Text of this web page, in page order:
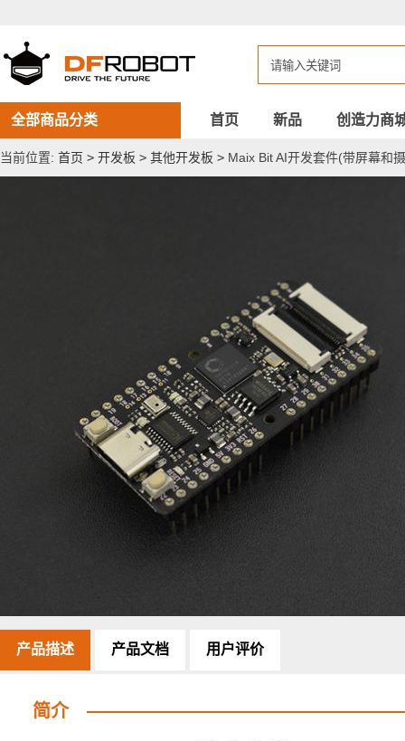
开
发
套
件
(带
屏
幕
和
全部商品分类 首页 新品 创造力商
当前位置: 首页 > 开发板 > 其他开发板 > Maix Bit AI开发套件(带屏幕和
产品描述 产品文档 用户评价
简介